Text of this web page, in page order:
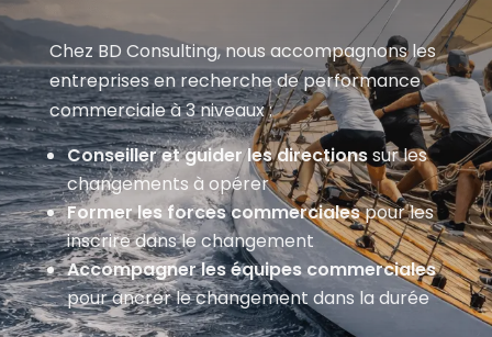
Chez BD Consulting, nous accompagnons les
entreprises en recherche de performance
commerciale à 3 niveaux :
Conseiller et guider les directionssur les
changements à opérer
Former les forces commercialespour les
inscrire dans le changement
Accompagner les équipes commerciales
pour ancrer le changement dans la durée